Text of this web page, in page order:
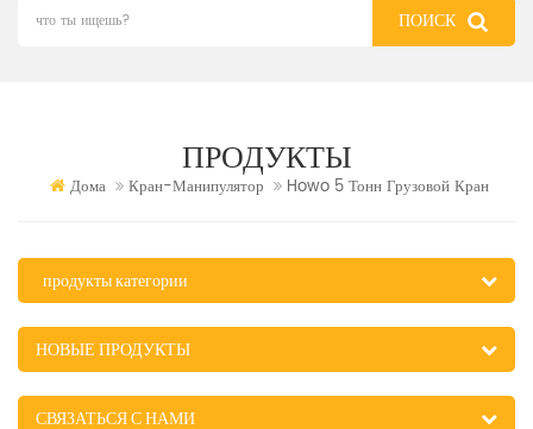
ПРОДУКТЫ
Дома Кран-Манипулятор Howo 5 Тонн Грузовой Кран
продукты категории
НОВЫЕ ПРОДУКТЫ
СВЯЗАТЬСЯ С НАМИ